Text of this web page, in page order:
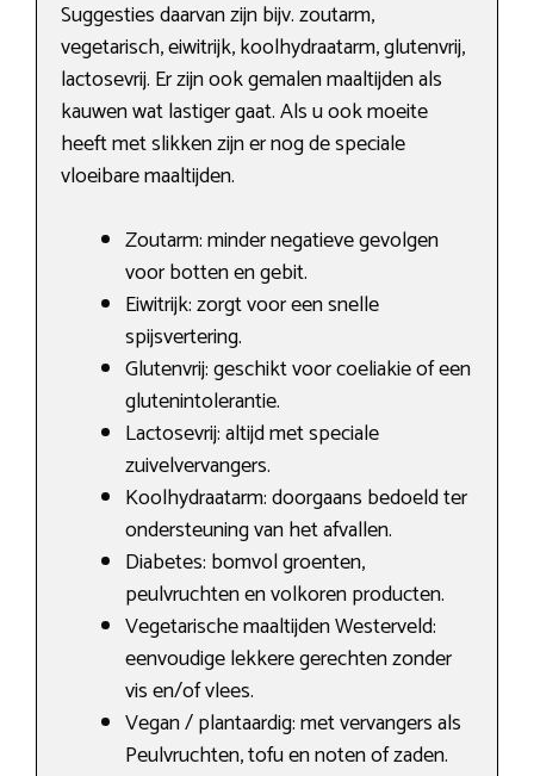
Suggesties daarvan zijn bijv. zoutarm,
vegetarisch, eiwitrijk, koolhydraatarm, glutenvrij,
lactosevrij. Er zijn ook gemalen maaltijden als
kauwen wat lastiger gaat. Als u ook moeite
heeft met slikken zijn er nog de speciale
vloeibare maaltijden.
Zoutarm: minder negatieve gevolgen
voor botten en gebit.
Eiwitrijk: zorgt voor een snelle
spijsvertering.
Glutenvrij: geschikt voor coeliakie of een
glutenintolerantie.
Lactosevrij: altijd met speciale
zuivelvervangers.
Koolhydraatarm: doorgaans bedoeld ter
ondersteuning van het afvallen.
Diabetes: bomvol groenten,
peulvruchten en volkoren producten.
Vegetarische maaltijden Westerveld:
eenvoudige lekkere gerechten zonder
vis en/of vlees.
Vegan / plantaardig: met vervangers als
Peulvruchten, tofu en noten of zaden.